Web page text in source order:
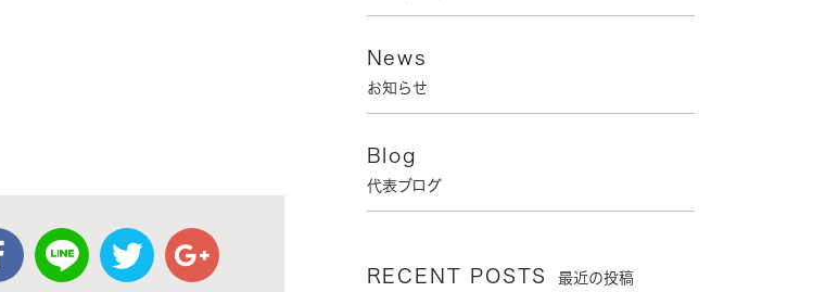
News
お知らせ
Blog
代表ブログ
RECENT POSTS 最近の投稿